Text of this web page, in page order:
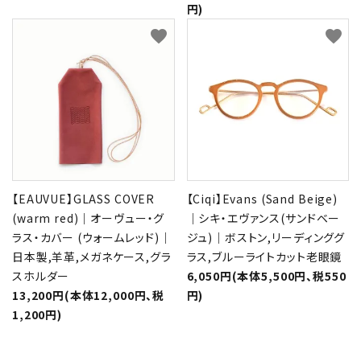
円)
【EAUVUE】GLASS COVER
(warm red)｜オーヴュー・グ
ラス・カバー (ウォームレッド)｜
日本製,羊革,メガネケース,グラ
スホルダー
13,200円(本体12,000円、税
1,200円)
favorite
【Ciqi】Evans (Sand Beige)
｜シキ・エヴァンス(サンドベー
ジュ)｜ボストン,リーディンググ
ラス,ブルーライトカット老眼鏡
6,050円(本体5,500円、税550
円)
favorite